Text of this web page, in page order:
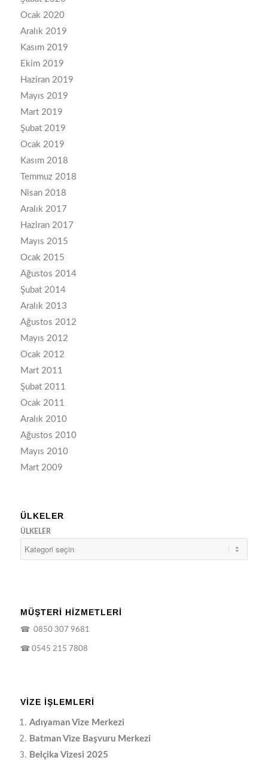
Ocak 2020
Aralık 2019
Kasım 2019
Ekim 2019
Haziran 2019
Mayıs 2019
Mart 2019
Şubat 2019
Ocak 2019
Kasım 2018
Temmuz 2018
Nisan 2018
Aralık 2017
Haziran 2017
Mayıs 2015
Ocak 2015
Ağustos 2014
Şubat 2014
Aralık 2013
Ağustos 2012
Mayıs 2012
Ocak 2012
Mart 2011
Şubat 2011
Ocak 2011
Aralık 2010
Ağustos 2010
Mayıs 2010
Mart 2009
ÜLKELER
ÜLKELER
MÜŞTERİ HİZMETLERİ
☎0850 307 9681
☎0545 215 7808
VIZE İŞLEMLERI
Adıyaman Vize Merkezi
Batman Vize Başvuru Merkezi
Belçika Vizesi 2025